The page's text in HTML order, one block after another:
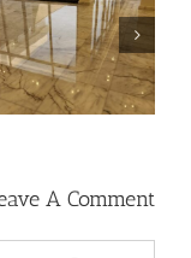
شركة تلميع رخام بالخبر
A Comment